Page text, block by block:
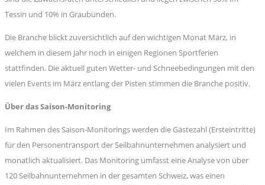
Tessin und 10% in Graubünden.
Die Branche blickt zuversichtlich auf den wichtigen Monat März, in
welchem in diesem Jahr noch in einigen Regionen Sportferien
stattfinden. Die aktuell guten Wetter- und Schneebedingungen mit den
vielen Events im März entlang der Pisten stimmen die Branche positiv.
Über das Saison-Monitoring
Im Rahmen des Saison-Monitorings werden die Gästezahl (Ersteintritte)
für den Personentransport der Seilbahnunternehmen analysiert und
monatlich aktualisiert. Das Monitoring umfasst eine Analyse von über
120 Seilbahnunternehmen in der gesamten Schweiz, was einen